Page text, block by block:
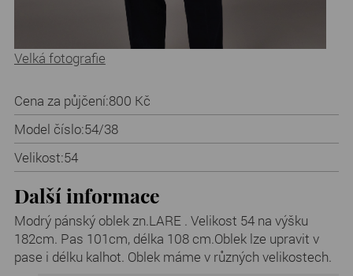
Velká fotografie
Cena za půjčení:800 Kč
Model číslo:54/38
Velikost:54
Další informace
Modrý pánský oblek zn.LARE . Velikost 54 na výšku
182cm. Pas 101cm, délka 108 cm.Oblek lze upravit v
pase i délku kalhot. Oblek máme v různých velikostech.